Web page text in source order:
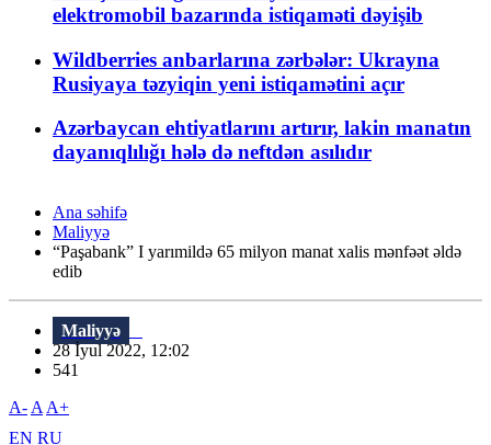
elektromobil bazarında istiqaməti dəyişib
Wildberries anbarlarına zərbələr: Ukrayna
Rusiyaya təzyiqin yeni istiqamətini açır
Azərbaycan ehtiyatlarını artırır, lakin manatın
dayanıqlılığı hələ də neftdən asılıdır
Ana səhifə
Maliyyə
“Paşabank” I yarımildə 65 milyon manat xalis mənfəət əldə
edib
Maliyyə
28 İyul 2022, 12:02
541
A- A A+
EN RU